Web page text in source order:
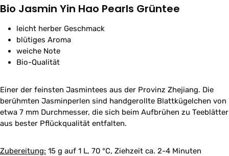
Bio Jasmin Yin Hao Pearls Grüntee
leicht herber Geschmack
blütiges Aroma
weiche Note
Bio-Qualität
Einer der feinsten Jasmintees aus der Provinz Zhejiang. Die
berühmten Jasminperlen sind handgerollte Blattkügelchen von
etwa 7 mm Durchmesser, die sich beim Aufbrühen zu Teeblätter
aus bester Pflückqualität entfalten.
Zubereitung: 15 g auf 1 L, 70 °C, Ziehzeit ca. 2-4 Minuten